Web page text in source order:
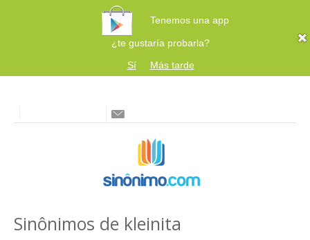
Tenemos una app
¿te gustaría probarla?
Sí
Más tarde
Sinônimos de kleinita